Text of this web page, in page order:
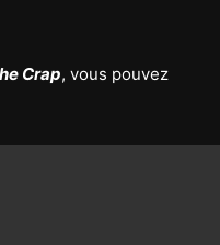
Crap, vous pouvez